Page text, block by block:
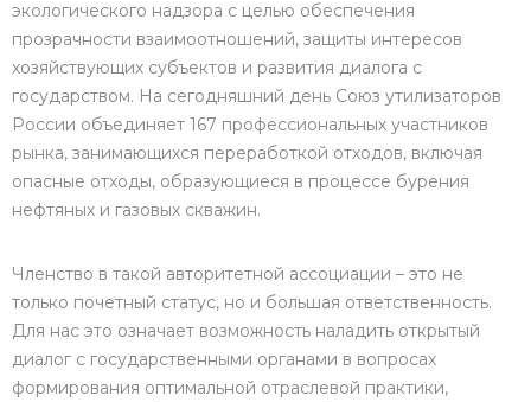
экологического надзора с целью обеспечения
прозрачности взаимоотношений, защиты интересов
хозяйствующих субъектов и развития диалога с
государством. На сегодняшний день Союз утилизаторов
России объединяет 167 профессиональных участников
рынка, занимающихся переработкой отходов, включая
опасные отходы, образующиеся в процессе бурения
нефтяных и газовых скважин.
Членство в такой авторитетной ассоциации – это не
только почетный статус, но и большая ответственность.
Для нас это означает возможность наладить открытый
диалог с государственными органами в вопросах
формирования оптимальной отраслевой практики,